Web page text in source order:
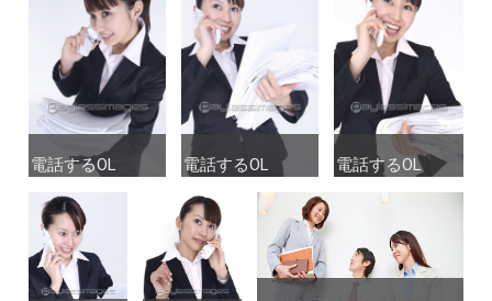
電話するOL
電話するOL 電話するOL
電話するOL 電話するOL
電話するOL